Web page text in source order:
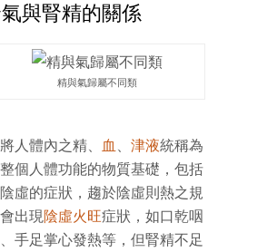
與腎精的關係
精與氣歸屬不同類
人體內之精、 血 、 津液統稱為
個人體功能的物質基礎，包括
虛的症狀，趨於陰虛則熱之規
出現陰虛火旺症狀，如口乾咽
手足掌心發熱等，但腎精不足